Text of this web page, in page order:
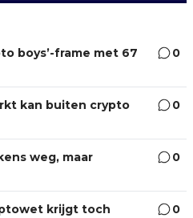
boys’-frame met 67
0
kan buiten crypto
0
weg, maar
0
krijgt toch
0